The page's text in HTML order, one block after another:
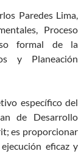
Paredes Lima,
Proceso
formal de la
y Planeación
específico del
de Desarrollo
es proporcionar
eficaz y